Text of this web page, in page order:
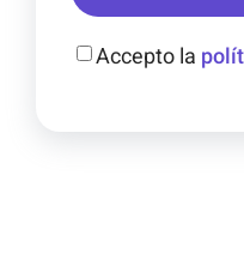
Accepto la